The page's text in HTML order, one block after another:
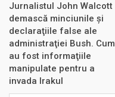
Jurnalistul John Walcott
demască minciunile şi
declaraţiile false ale
administraţiei Bush. Cum
au fost informaţiile
manipulate pentru a
invada Irakul